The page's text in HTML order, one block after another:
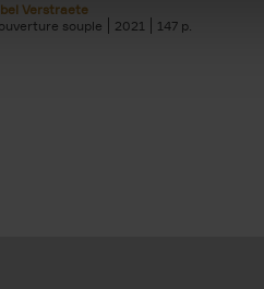
Verstraete
souple
2021 147